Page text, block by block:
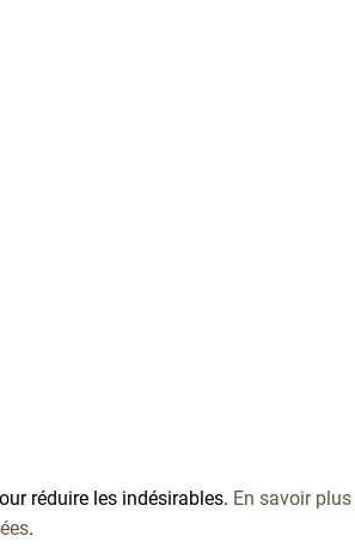
réduire les indésirables. En savoir
.